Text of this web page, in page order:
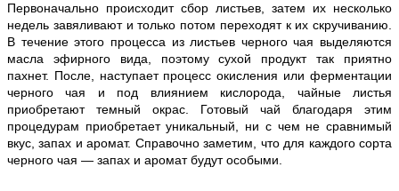
Первоначально происходит сбор листьев, затем их несколько
недель завяливают и только потом переходят к их скручиванию.
В течение этого процесса из листьев черного чая выделяются
масла эфирного вида, поэтому сухой продукт так приятно
пахнет. После, наступает процесс окисления или ферментации
черного чая и под влиянием кислорода, чайные листья
приобретают темный окрас. Готовый чай благодаря этим
процедурам приобретает уникальный, ни с чем не сравнимый
вкус, запах и аромат. Справочно заметим, что для каждого сорта
черного чая — запах и аромат будут особыми.